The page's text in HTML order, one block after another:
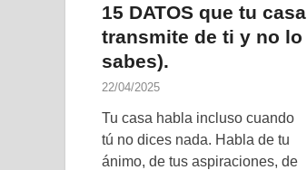
15 DATOS que tu casa
transmite de ti y no lo
sabes).
22/04/2025
Tu casa habla incluso cuando
tú no dices nada. Habla de tu
ánimo, de tus aspiraciones, de